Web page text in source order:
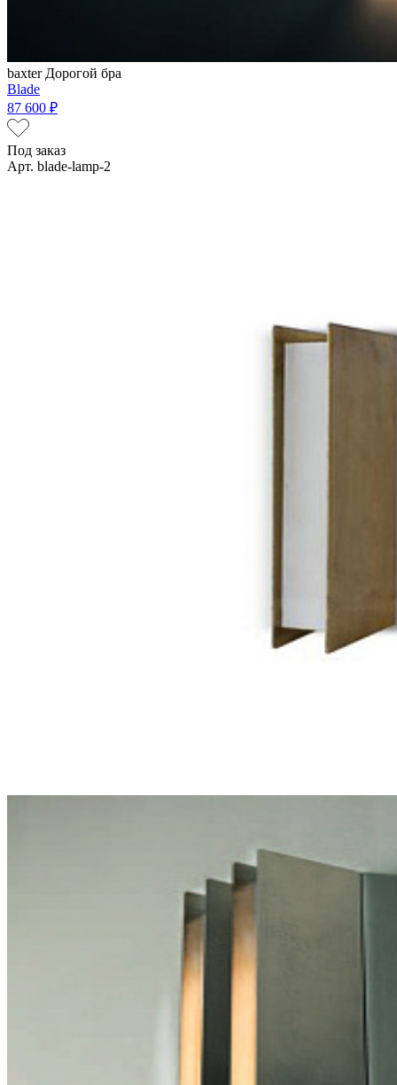
baxter Дорогой бра
Blade
87 600 ₽
Под заказ
Арт. blade-lamp-2